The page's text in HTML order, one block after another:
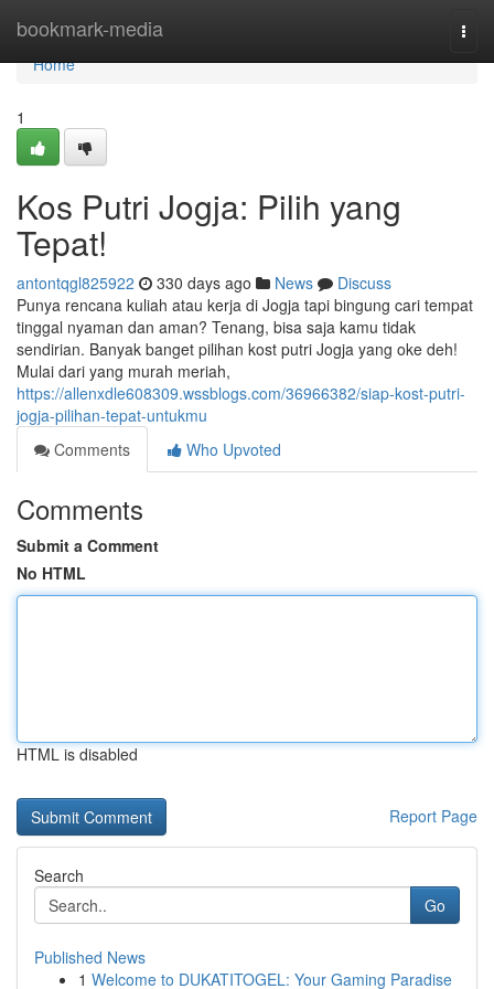
bookmark-media
Home
Home
1
Kos Putri Jogja: Pilih yang
Tepat!
antontqgl825922 330 days ago News
Discuss
Punya rencana kuliah atau kerja di Jogja tapi bingung cari tempat
tinggal nyaman dan aman? Tenang, bisa saja kamu tidak
sendirian. Banyak banget pilihan kost putri Jogja yang oke deh!
Mulai dari yang murah meriah,
https://allenxdle608309.wssblogs.com/36966382/siap-kost-putri-
jogja-pilihan-tepat-untukmu
Comments
Who Upvoted
Comments
Submit a Comment
No HTML
HTML is disabled
Report Page
Search
Go
Published News
1 Welcome to DUKATITOGEL: Your Gaming Paradise